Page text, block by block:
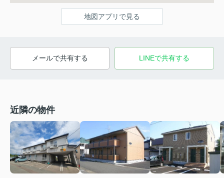
地図アプリで見る
メールで共有する LINEで共有する
近隣の物件